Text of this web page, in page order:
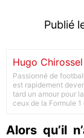
Publié
Hugo Chirossel
Passionné de
est rapidement
tard un amour pour
ceux de la Formule 1
Alors qu’il